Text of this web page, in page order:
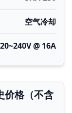
空气冷却
@ 16A
格（不含